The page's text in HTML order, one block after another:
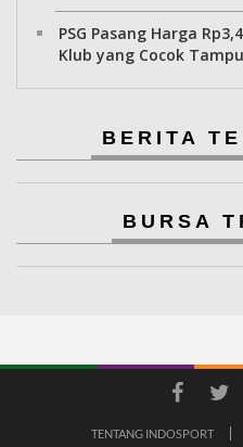
PSG Pasang Harga
Klub yang Cocok
BERITA
BURSA
TENTANG INDOSPORT